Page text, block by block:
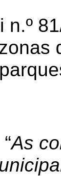
n.º
As